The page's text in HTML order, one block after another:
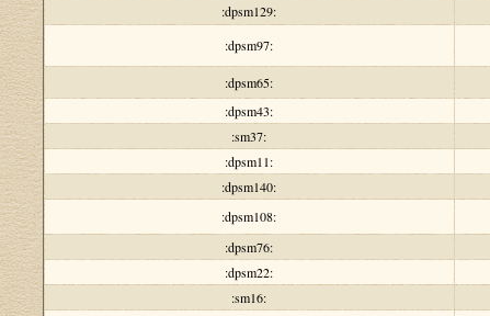
:dpsm129:
:dpsm97:
:dpsm65:
:dpsm43:
:sm37:
:dpsm11:
:dpsm140:
:dpsm108:
:dpsm76:
:dpsm22:
:sm16: